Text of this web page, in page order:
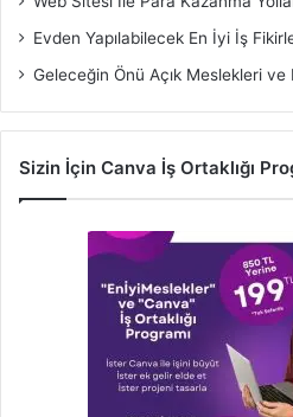
Evden Yapılabilecek En İyi İş
Geleceğin Önü Açık Meslekleri ve
Sizin İçin Canva İş Ortaklığı